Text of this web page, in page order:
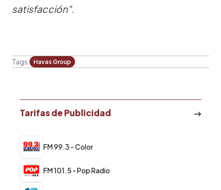
satisfacción".
Tags: Havas Group
Tarifas de Publicidad
FM 99.3 - Color
FM 101.5 - Pop Radio